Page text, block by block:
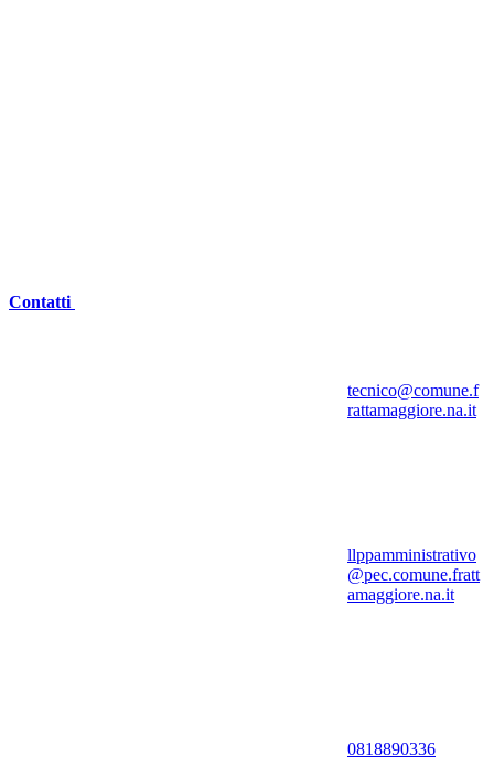
Contatti
tecnico@comune.f
rattamaggiore.na.it
llppamministrativo
@pec.comune.fratt
amaggiore.na.it
0818890336